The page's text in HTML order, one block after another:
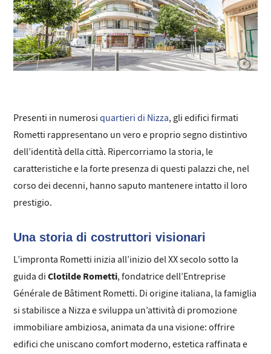
Presenti in numerosiquartieri di Nizza, gli edifici firmati
Rometti rappresentano un vero e proprio segno distintivo
dell’identità della città. Ripercorriamo la storia, le
caratteristiche e la forte presenza di questi palazzi che, nel
corso dei decenni, hanno saputo mantenere intatto il loro
prestigio.
Una storia di costruttori visionari
L’impronta Rometti inizia all’inizio del XX secolo sotto la
guida diClotilde Rometti, fondatrice dell’Entreprise
Générale de Bâtiment Rometti. Di origine italiana, la famiglia
si stabilisce a Nizza e sviluppa un’attività di promozione
immobiliare ambiziosa, animata da una visione: offrire
edifici che uniscano comfort moderno, estetica raffinata e